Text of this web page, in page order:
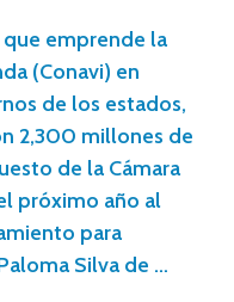
emprende la
(Conavi) en
de los estados,
2,300 millones de
de la Cámara
próximo año al
para
Silva de …